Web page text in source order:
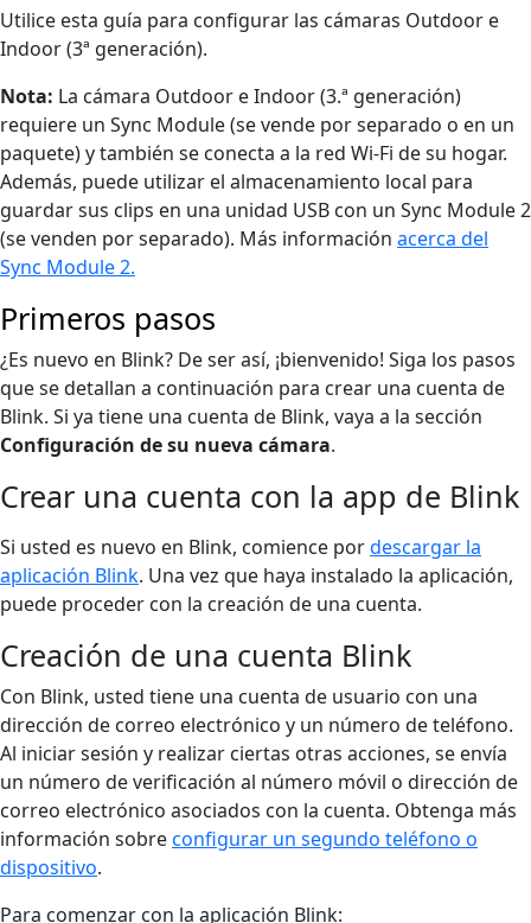
Utilice esta guía para configurar las cámaras Outdoor e
Indoor (3ª generación).
Nota: La cámara Outdoor e Indoor (3.ª generación)
requiere un Sync Module (se vende por separado o en un
paquete) y también se conecta a la red Wi-Fi de su hogar.
Además, puede utilizar el almacenamiento local para
guardar sus clips en una unidad USB con un Sync Module 2
(se venden por separado). Más información acerca del
Sync Module 2.
Primeros pasos
¿Es nuevo en Blink? De ser así, ¡bienvenido! Siga los pasos
que se detallan a continuación para crear una cuenta de
Blink. Si ya tiene una cuenta de Blink, vaya a la sección
Configuración de su nueva cámara.
Crear una cuenta con la app de Blink
Si usted es nuevo en Blink, comience pordescargar la
aplicación Blink. Una vez que haya instalado la aplicación,
puede proceder con la creación de una cuenta.
Creación de una cuenta Blink
Con Blink, usted tiene una cuenta de usuario con una
dirección de correo electrónico y un número de teléfono.
Al iniciar sesión y realizar ciertas otras acciones, se envía
un número de verificación al número móvil o dirección de
correo electrónico asociados con la cuenta. Obtenga más
información sobreconfigurar un segundo teléfono o
dispositivo.
Para comenzar con la aplicación Blink: